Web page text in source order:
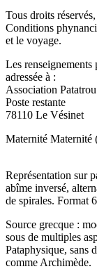
Tous droits
Conditions
et le voyage.
Les renseignements
adressée à :
Association
Poste restante
78110 Le Vésinet
Maternité Maternité
Représentation sur
abîme inversé,
de spirales. Format
Source grecque :
sous de multiples
Pataphysique, sans
comme Archimède.